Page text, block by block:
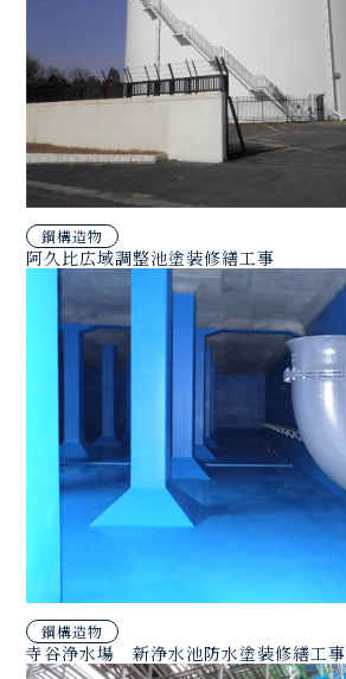
鋼構造物
阿久比広域調整池塗装修繕工事
鋼構造物
寺谷浄水場 新浄水池防水塗装修繕工事